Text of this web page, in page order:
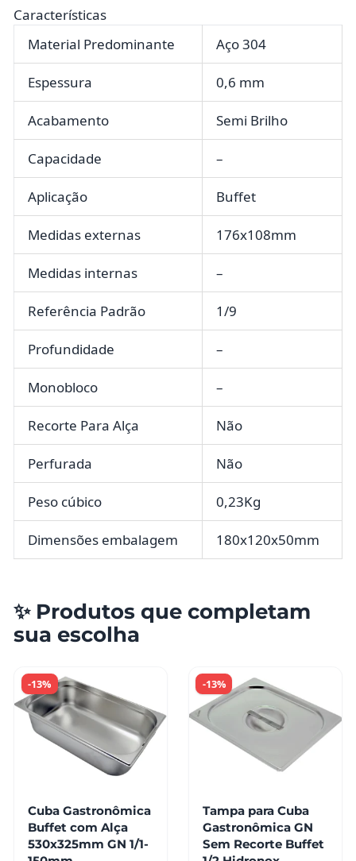
Características
Material Predominante
Aço 304
Espessura 0,6 mm
Acabamento Semi Brilho
Capacidade –
Aplicação Buffet
Medidas externas 176x108mm
Medidas internas –
Referência Padrão 1/9
Profundidade –
Monobloco –
Recorte Para Alça Não
Perfurada Não
Peso cúbico 0,23Kg
Dimensões embalagem 180x120x50mm
✨ Produtos que completam
sua escolha
-13%
Cuba Gastronômica
Buffet com Alça
530x325mm GN 1/1-
-13%
Tampa para Cuba
Gastronômica GN
Sem Recorte Buffet